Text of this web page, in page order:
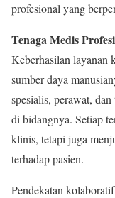
profesional yang
Tenaga Medis
Keberhasilan layanan
sumber daya
spesialis, perawat,
di bidangnya. Setiap
klinis, tetapi juga
terhadap pasien.
Pendekatan